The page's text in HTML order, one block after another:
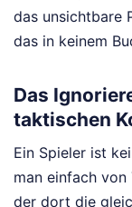
das unsichtbare
das in keinem
Das
taktischen
Ein Spieler ist
man einfach von
der dort die